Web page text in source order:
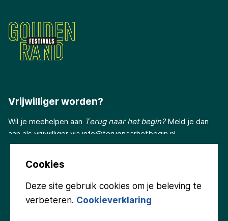
Cookies
Deze site gebruik cookies om je beleving te
verbeteren. Cookieverklaring
Vrijwilliger worden?
Wil je meehelpen aan Terug naar het begin? Meld je dan
aan als vrijwilliger via info@terugnaarhetbegin.nl